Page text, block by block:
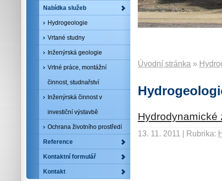
Úvodní stránka »
Hydrodynamické
13. 11. 2011 | Rubrika:
Nabídka služeb
Hydrogeologie
Vrtané studny
Inženýrská geologie
Vrtné práce, montážní
činnost, studnařství
Inženýrská činnost v
investiční výstavbě
Ochrana životního prostředí
Reference
Kontaktní formulář
Kontakt